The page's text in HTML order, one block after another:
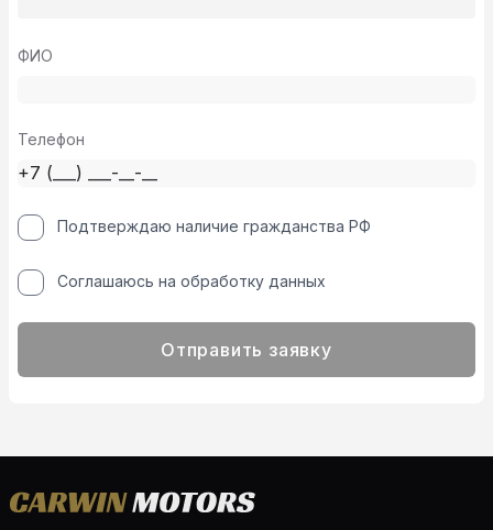
ФИО
Телефон
Подтверждаю наличие гражданства РФ
Соглашаюсь на обработку данных
Отправить заявку